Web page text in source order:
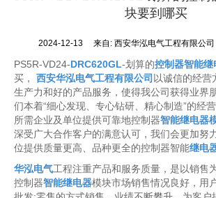
块要到哪买
2024-12-13 来自: 西安华泓电气工程有限公司
PS5R-VD24-DRC620GL-划算的控制器智能继
买， 西安华泓电气工程有限公司 以诚信的经营
生产力和好的产品服务，使得我公司获得业界
们本着“细心发现、专心钻研、精心制造”的经
所需企业及单位提供可靠地控制器智能继电器
深受广大合作客户的满意认可，我们会更加努
位提供质量更高、品种更全的控制器智能继电
华泓电气工程注重产品和服务质量，是以销售
控制器智能继电器模块市场销售情况良好，用